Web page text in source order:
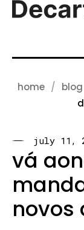
home blog
july 11,
vá
novos